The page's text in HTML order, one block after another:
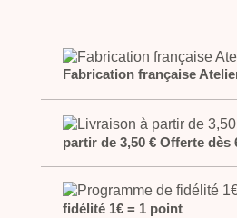
Fabrication française
partir de 3,50 € Offerte dès
fidélité 1€ = 1 point